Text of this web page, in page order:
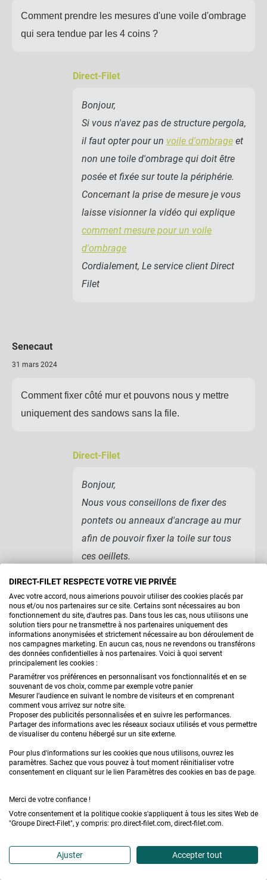
Comment prendre les mesures d'une voile d'ombrage
qui sera tendue par les 4 coins ?
Direct-Filet
Bonjour,
Si vous n'avez pas de structure pergola,
il faut opter pour un voile d'ombrage et
non une toile d'ombrage qui doit être
posée et fixée sur toute la périphérie.
Concernant la prise de mesure je vous
laisse visionner la vidéo qui explique
comment mesure pour un voile
d'ombrage
Cordialement, Le service client Direct
Filet
Senecaut
31 mars 2024
Comment fixer côté mur et pouvons nous y mettre
uniquement des sandows sans la file.
Direct-Filet
Bonjour,
Nous vous conseillons de fixer des
pontets ou anneaux d'ancrage au mur
afin de pouvoir fixer la toile sur tous
ces oeillets.
Filet
Lattay
22 mars 2024
Bonjour,
Nous souhaitons commander une toile imperméable.
Est-il obligatoire d'avoir une pente sur notre pergola
pour commander ce type de toile ?
Cordialement,
Mme Lattay
DIRECT-FILET RESPECTE VOTRE VIE PRIVÉE
Avec votre accord, nous aimerions pouvoir utiliser des cookies placés par
nous et/ou nos partenaires sur ce site. Certains sont nécessaires au bon
fonctionnement du site, d'autres pas. Dans tous les cas, nous utilisons une
solution tiers pour ne transmettre à nos partenaires uniquement des
informations anonymisées et strictement nécessaire au bon déroulement de
nos campagnes marketing. En aucun cas, nous ne revendons ou transférons
des données confidentielles à nos partenaires. Voici à quoi servent
principalement les cookies :
Paramétrer vos préférences en personnalisant vos fonctionnalités et en se
souvenant de vos choix, comme par exemple votre panier
Mesurer l’audience en suivant le nombre de visiteurs et en comprenant
comment vous arrivez sur notre site.
Proposer des publicités personnalisées et en suivre les performances.
Partager des informations avec les réseaux sociaux utilisés et vous permettre
de visualiser du contenu hébergé sur un site externe.
Pour plus d'informations sur les cookies que nous utilisons, ouvrez les
paramètres. Sachez que vous pouvez à tout moment réinitialiser votre
consentement en cliquant sur le lien Paramètres des cookies en bas de page.
Merci de votre confiance !
Votre consentement et la politique cookie s'appliquent à tous les sites Web de
"Groupe Direct-Filet", y compris: pro.direct-filet.com, direct-filet.com.
Ajuster Accepter tout